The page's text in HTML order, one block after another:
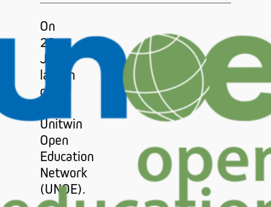
On
26
June,
launch
of
Unitwin
Open
Education
Network
(UNOE).